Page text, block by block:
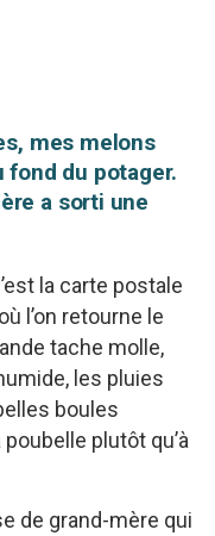
mes melons
du potager.
a sorti une
la carte postale
l’on retourne le
tache molle,
les pluies
boules
plutôt qu’à
de grand-mère qui